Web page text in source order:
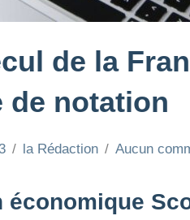
de la
de notation
la Rédaction Aucun
économique